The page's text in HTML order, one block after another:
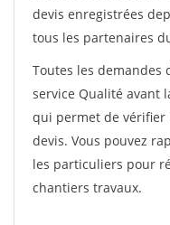
devis enregistrées
tous les partenaires
Toutes les demandes
service Qualité avant
qui permet de vérifier
devis. Vous pouvez
les particuliers pour
chantiers travaux.